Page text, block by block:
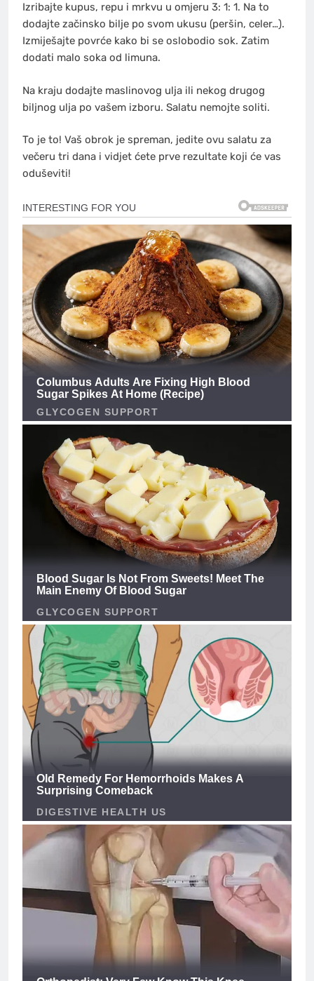
Izribajte kupus, repu i mrkvu u omjeru 3: 1: 1. Na to
dodajte začinsko bilje po svom ukusu (peršin, celer…).
Izmiješajte povrće kako bi se oslobodio sok. Zatim
dodati malo soka od limuna.
Na kraju dodajte maslinovog ulja ili nekog drugog
biljnog ulja po vašem izboru. Salatu nemojte soliti.
To je to! Vaš obrok je spreman, jedite ovu salatu za
večeru tri dana i vidjet ćete prve rezultate koji će vas
oduševiti!